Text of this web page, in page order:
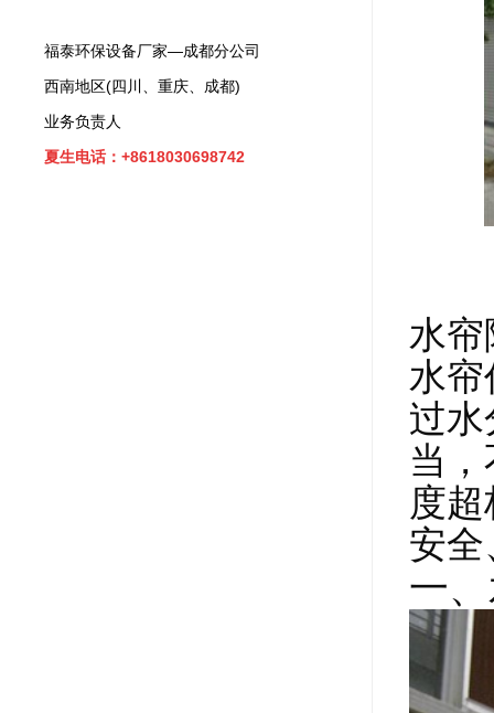
水
水
过
当
度
安全
一
福泰环保设备厂家—成都分公司
西南地区(四川、重庆、成都)
业务负责人
夏生电话：+8618030698742